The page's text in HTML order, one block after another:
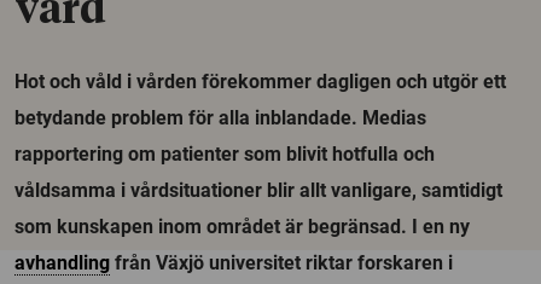
vård
Hot och våld i vården förekommer dagligen och utgör ett
betydande problem för alla inblandade. Medias
rapportering om patienter som blivit hotfulla och
våldsamma i vårdsituationer blir allt vanligare, samtidigt
som kunskapen inom området är begränsad. I en ny
avhandling från Växjö universitet riktar forskaren i